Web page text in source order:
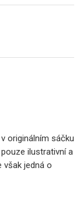
originálním sáčku
ilustrativní a
však jedná o